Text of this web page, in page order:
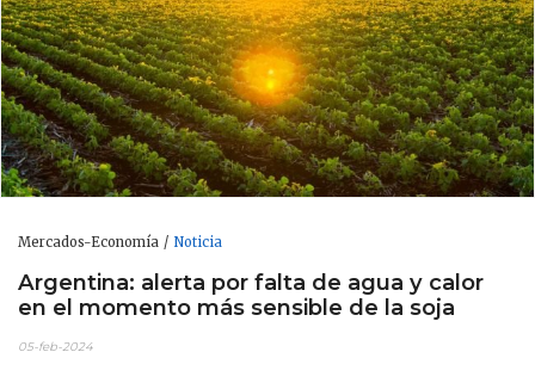
Mercados-Economía Noticia
Argentina: alerta por falta de agua y calor
en el momento más sensible de la soja
05-feb-2024